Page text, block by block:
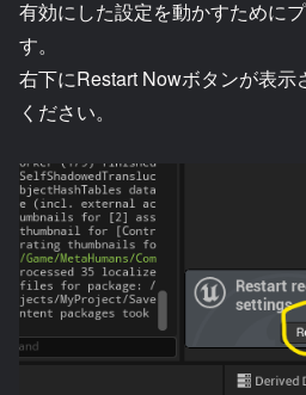
有効にした設定を動かすために
す。
右下にRestart Nowボタンが表示
ください。